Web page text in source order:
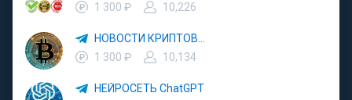
1 300 ₽
10,226
1 300 ₽
10,134
НЕЙРОСЕТЬ ChatGPT